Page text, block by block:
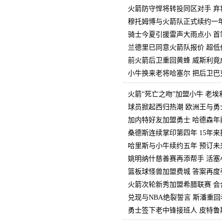
火箭防守悍将转投同区对手
穆托姆博与火箭队正式续约一
骑士今夏引援雷声大雨点小
兰德里已同意火箭队报价 超
前火箭后卫重回黄蜂 威斯利
小牛换来老将哈塞尔 把后卫
火箭“死亡之吻”加盟小牛 老埃
球员掀起西归热潮 欧洲王与
加内特好友加盟勇士 哈德森
桑德斯连续掌印第四年 15年
哈里斯与小牛续约五年 预订
姚明纳什慈善赛再添帮手 活
篮板球怪兽加盟费城 答案再度
火箭次轮新秀加盟希腊联赛
兑现与NBA绝裂誓言 斯潘重
勇士签下老中锋接班人 皮特